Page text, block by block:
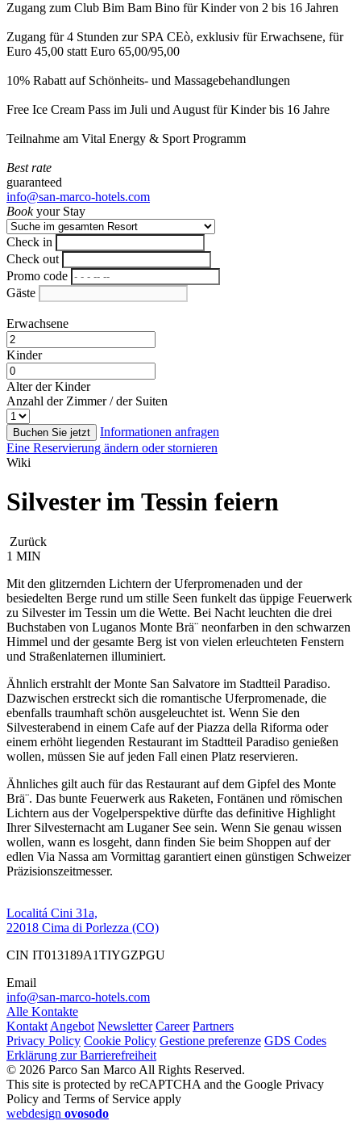
Zugang zum Club Bim Bam Bino für Kinder von 2 bis 16 Jahren
Zugang für 4 Stunden zur SPA CEò, exklusiv für Erwachsene, für
Euro 45,00 statt Euro 65,00/95,00
10% Rabatt auf Schönheits- und Massagebehandlungen
Free Ice Cream Pass im Juli und August für Kinder bis 16 Jahre
Teilnahme am Vital Energy & Sport Programm
Best rate
guaranteed
info@san-marco-hotels.com
Bookyour Stay
Check in
Check out
Promo code
Gäste
Erwachsene
Kinder
Alter der Kinder
Anzahl der Zimmer / der Suiten
Buchen Sie jetzt
Informationen anfragen
Eine Reservierung ändern oder stornieren
Wiki
Silvester im Tessin feiern
Zurück
1 MIN
Mit den glitzernden Lichtern der Uferpromenaden und der
besiedelten Berge rund um stille Seen funkelt das üppige Feuerwerk
zu Silvester im Tessin um die Wette. Bei Nacht leuchten die drei
Buchstaben von Luganos Monte Brä¨ neonfarben in den schwarzen
Himmel und der gesamte Berg ist von vielen erleuchteten Fenstern
und Straßenlaternen illuminiert.
Ähnlich erstrahlt der Monte San Salvatore im Stadtteil Paradiso.
Dazwischen erstreckt sich die romantische Uferpromenade, die
ebenfalls traumhaft schön ausgeleuchtet ist. Wenn Sie den
Silvesterabend in einem Cafe auf der Piazza della Riforma oder
einem erhöht liegenden Restaurant im Stadtteil Paradiso genießen
wollen, müssen Sie auf jeden Fall einen Platz reservieren.
Ähnliches gilt auch für das Restaurant auf dem Gipfel des Monte
Brä¨. Das bunte Feuerwerk aus Raketen, Fontänen und römischen
Lichtern aus der Vogelperspektive dürfte das definitive Highlight
Ihrer Silvesternacht am Luganer See sein. Wenn Sie genau wissen
wollen, wann es losgeht, dann finden Sie beim Shoppen auf der
edlen Via Nassa am Vormittag garantiert einen günstigen Schweizer
Präzisionszeitmesser.
Localitá Cini 31a,
22018 Cima di Porlezza (CO)
CIN IT013189A1TIYGZPGU
Email
info@san-marco-hotels.com
Alle Kontakte
Kontakt Angebot Newsletter Career Partners
Privacy Policy Cookie Policy Gestione preferenze GDS Codes
Erklärung zur Barrierefreiheit
© 2026 Parco San Marco All Rights Reserved.
This site is protected by reCAPTCHA and the Google Privacy
Policy and Terms of Service apply
webdesign ovosodo